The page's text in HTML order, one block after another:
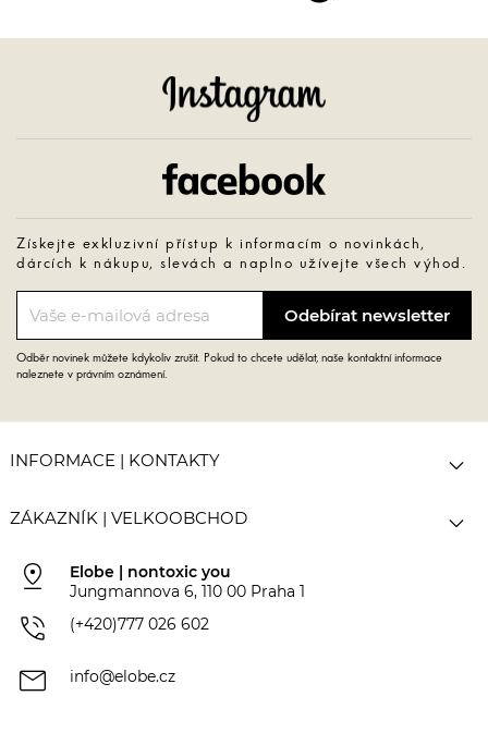
Získejte exkluzivní přístup k informacím o novinkách,
dárcích k nákupu, slevách a naplno užívejte všech výhod.
Odběr novinek můžete kdykoliv zrušit. Pokud to chcete udělat, naše kontaktní informace
naleznete v právním oznámení.
INFORMACE | KONTAKTY 
ZÁKAZNÍK | VELKOOBCHOD 
pin_drop
Elobe | nontoxic you
Jungmannova 6, 110 00 Praha 1
phone_in_talk (+420)777 026 602
mail info@elobe.cz